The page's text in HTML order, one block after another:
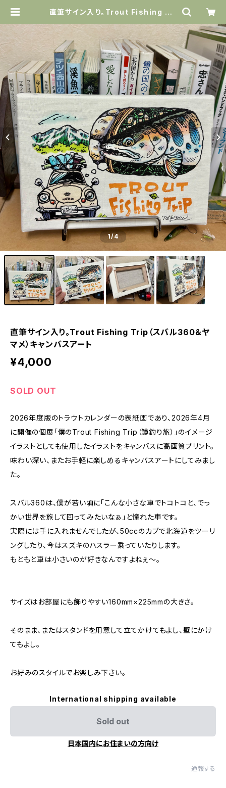
直筆サイン入り。Trout Fishing Tri
ート | Amazing Holiday
1/4
直筆サイン入り。Trout Fishing Trip（スバル360＆ヤ
マメ）キャンバスアート
¥4,000
SOLD OUT
2026年度版のトラウトカレンダーの表紙画であり、2026年4月
に開催の個展「僕のTrout Fishing Trip（鱒釣り旅）」のイメージ
イラストとしても使用したイラストをキャンバスに高画質プリント。
味わい深い、またお手軽に楽しめるキャンバスアートにしてみまし
た。
スバル360は、僕が若い頃に「こんな小さな車でトコトコと、でっ
かい世界を旅して回ってみたいなぁ」と憧れた車です。
実際には手に入れませんでしたが、50ccのカブで北海道をツーリ
ングしたり、今はスズキのハスラー乗っていたりします。
もともと車は小さいのが好きなんですよねぇ〜。
サイズはお部屋にも飾りやすい160mm×225mmの大きさ。
そのまま、またはスタンドを用意して立てかけてもよし、壁にかけ
てもよし。
お好みのスタイルでお楽しみ下さい。
International shipping available
Sold out
日本国内にお住まいの方向け
通報する